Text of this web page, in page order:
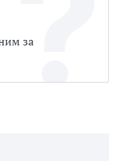
за